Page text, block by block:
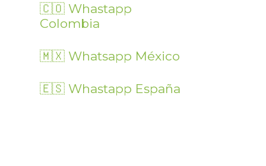
🇨🇴 Whastapp
Colombia
🇲🇽 Whatsapp México
🇪🇸 Whastapp España